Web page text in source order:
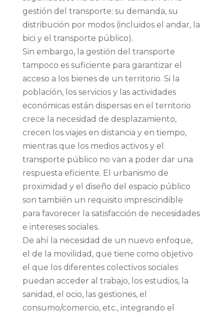
gestión del transporte: su demanda, su
distribución por modos (incluidos el andar, la
bici y el transporte público).
Sin embargo, la gestión del transporte
tampoco es suficiente para garantizar el
acceso a los bienes de un territorio. Si la
población, los servicios y las actividades
económicas están dispersas en el territorio
crece la necesidad de desplazamiento,
crecen los viajes en distancia y en tiempo,
mientras que los medios activos y el
transporte público no van a poder dar una
respuesta eficiente. El urbanismo de
proximidad y el diseño del espacio público
son también un requisito imprescindible
para favorecer la satisfacción de necesidades
e intereses sociales.
De ahí la necesidad de un nuevo enfoque,
el de la movilidad, que tiene como objetivo
el que los diferentes colectivos sociales
puedan acceder al trabajo, los estudios, la
sanidad, el ocio, las gestiones, el
consumo/comercio, etc., integrando el